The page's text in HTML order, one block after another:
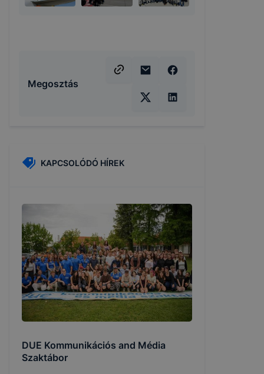
Megosztás
KAPCSOLÓDÓ HÍREK
DUE Kommunikációs and Média
Szaktábor